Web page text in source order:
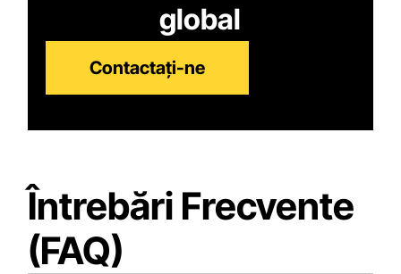
global
Contactați-ne
Întrebări Frecvente
(FAQ)